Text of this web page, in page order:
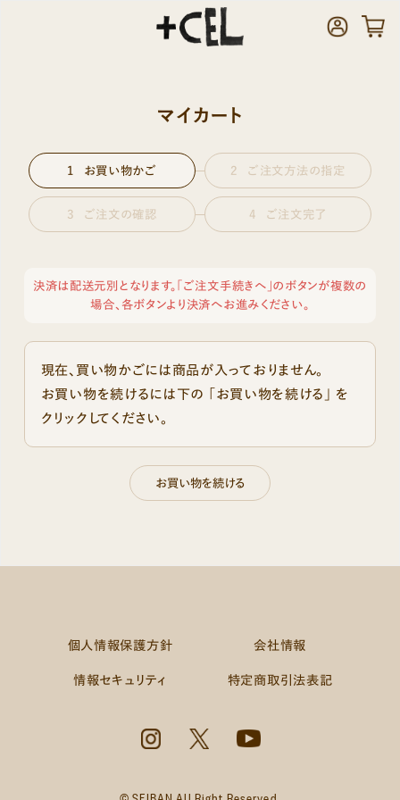
マイカート
お買い物かご ご注文方法の指定
ご注文の確認 ご注文完了
決済は配送元別となります。「ご注文手続きへ」のボタンが複数の
場合、各ボタンより決済へお進みください。
現在、買い物かごには商品が入っておりません。
お買い物を続けるには下の 「お買い物を続ける」 を
クリックしてください。
個人情報保護方針 会社情報
情報セキュリティ 特定商取引法表記